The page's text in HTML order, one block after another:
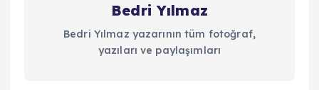
Bedri Yılmaz
Bedri Yılmaz yazarının tüm fotoğraf,
yazıları ve paylaşımları